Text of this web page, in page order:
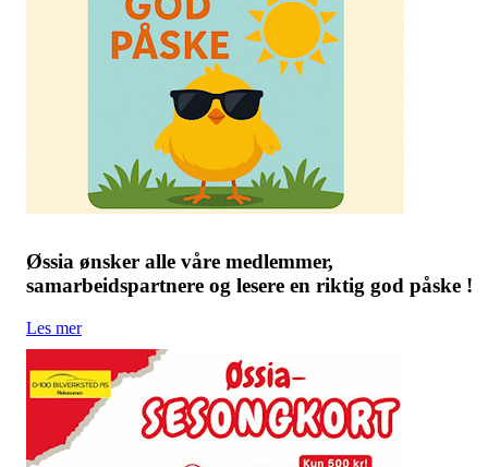
Øssia ønsker alle våre medlemmer,
samarbeidspartnere og lesere en riktig god påske !
Les mer